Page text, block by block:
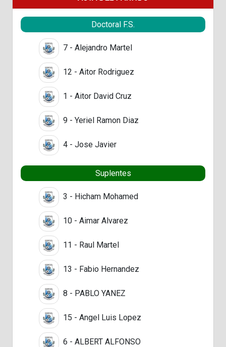
Doctoral F.S.
7 - Alejandro Martel
12 - Aitor Rodriguez
1 - Aitor David Cruz
9 - Yeriel Ramon Diaz
4 - Jose Javier
Suplentes
3 - Hicham Mohamed
10 - Aimar Alvarez
11 - Raul Martel
13 - Fabio Hernandez
8 - PABLO YANEZ
15 - Angel Luis Lopez
6 - ALBERT ALFONSO